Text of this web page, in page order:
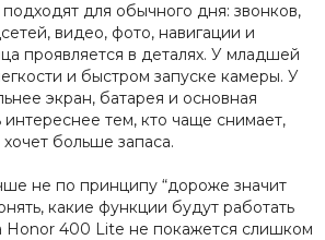
для обычного дня: звонков,
видео, фото, навигации и
проявляется в деталях. У младшей
и быстром запуске камеры. У
экран, батарея и основная
тем, кто чаще снимает,
больше запаса.
не по принципу “дороже значит
какие функции будут работать
Honor 400 Lite не покажется слишком